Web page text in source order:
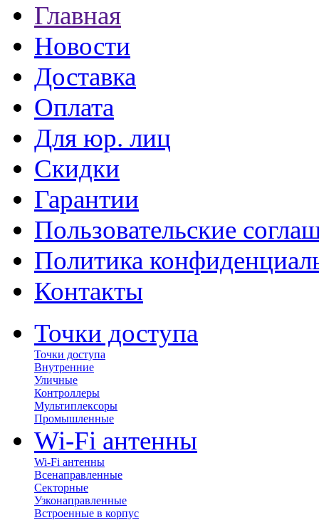
Главная
Новости
Доставка
Оплата
Для юр. лиц
Скидки
Гарантии
Пользовательские
Политика
Контакты
Точки доступа
Точки доступа
Внутренние
Уличные
Контроллеры
Мультиплексоры
Промышленные
Wi-Fi антенны
Wi-Fi антенны
Всенаправленные
Секторные
Узконаправленные
Встроенные в корпус